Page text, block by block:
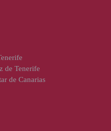
de Tenerife
de Canarias